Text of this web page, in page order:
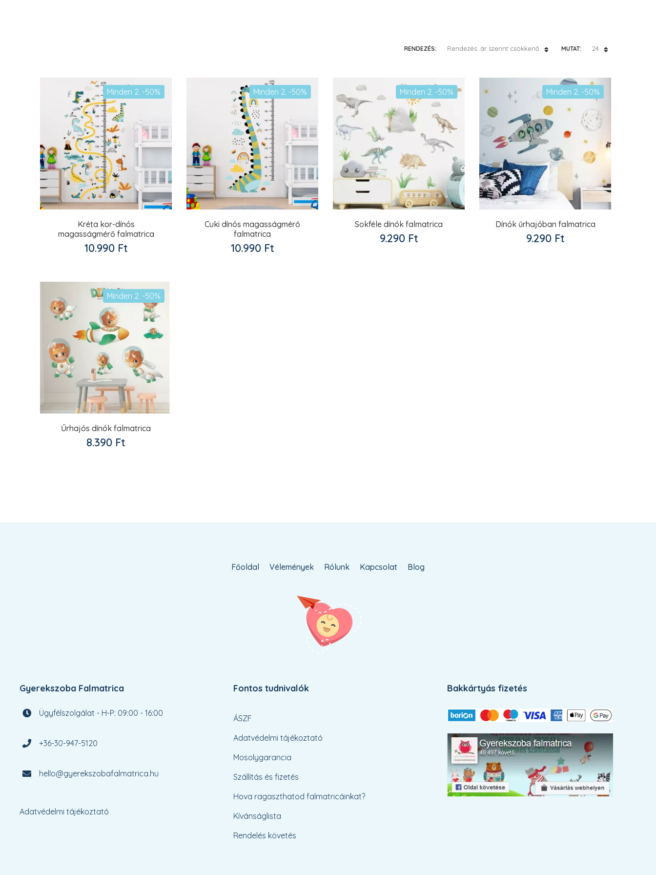
MUTAT: 24
RENDEZÉS: Rendezés: ár szerint csökkenő
Kréta kor-dínós
magasságmérő falmatrica
10.990 Ft
Minden 2. -50%
Kedvencekhez
Cuki dínós magasságmérő
falmatrica
10.990 Ft
Minden 2. -50%
Kedvencekhez
Sokféle dínók falmatrica
9.290 Ft
Minden 2. -50%
Dínók űrhajóban falmatrica
9.290 Ft
Minden 2. -50%
Űrhajós dínók falmatrica
8.390 Ft
Minden 2. -50%
Kedvencekhez
Főoldal Vélemények Rólunk Kapcsolat Blog
Gyerekszoba Falmatrica
Ügyfélszolgálat - H-P: 09:00 - 16:00
+36-30-947-5120
hello@gyerekszobafalmatrica.hu
Adatvédelmi tájékoztató
Fontos tudnivalók
ÁSZF
Adatvédelmi tájékoztató
Mosolygarancia
Szállítás és fizetés
Hova ragaszthatod falmatricáinkat?
Kívánságlista
Rendelés követés
Bakkártyás fizetés